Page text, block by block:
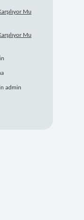
Mu
Mu
admin